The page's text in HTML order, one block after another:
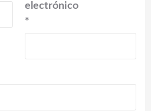
electrónico
*